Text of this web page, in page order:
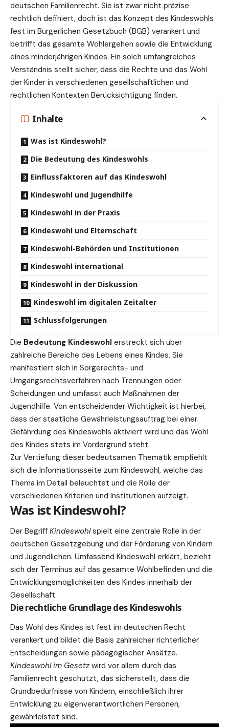
deutschen Familienrecht. Sie ist zwar nicht präzise
rechtlich definiert, doch ist das Konzept des Kindeswohls
fest im Bürgerlichen Gesetzbuch (BGB) verankert und
betrifft das gesamte Wohlergehen sowie die Entwicklung
eines minderjährigen Kindes. Ein solch umfangreiches
Verständnis stellt sicher, dass die Rechte und das Wohl
der Kinder in verschiedenen gesellschaftlichen und
rechtlichen Kontexten Berücksichtigung finden.
Inhalte
Was ist Kindeswohl?
Die Bedeutung des Kindeswohls
Einflussfaktoren auf das Kindeswohl
Kindeswohl und Jugendhilfe
Kindeswohl in der Praxis
Kindeswohl und Elternschaft
Kindeswohl-Behörden und Institutionen
Kindeswohl international
Kindeswohl in der Diskussion
Kindeswohl im digitalen Zeitalter
Schlussfolgerungen
Die Bedeutung Kindeswohl erstreckt sich über
zahlreiche Bereiche des Lebens eines Kindes. Sie
manifestiert sich in Sorgerechts- und
Umgangsrechtsverfahren nach Trennungen oder
Scheidungen und umfasst auch Maßnahmen der
Jugendhilfe. Von entscheidender Wichtigkeit ist hierbei,
dass der staatliche Gewährleistungsauftrag bei einer
Gefährdung des Kindeswohls aktiviert wird und das Wohl
des Kindes stets im Vordergrund steht.
Zur Vertiefung dieser bedeutsamen Thematik empfiehlt
sich die Informationsseite zum Kindeswohl, welche das
Thema im Detail beleuchtet und die Rolle der
verschiedenen Kriterien und Institutionen aufzeigt.
Was ist Kindeswohl?
Der Begriff Kindeswohlspielt eine zentrale Rolle in der
deutschen Gesetzgebung und der Förderung von Kindern
und Jugendlichen. Umfassend Kindeswohl erklärt, bezieht
sich der Terminus auf das gesamte Wohlbefinden und die
Entwicklungsmöglichkeiten des Kindes innerhalb der
Gesellschaft.
Die rechtliche Grundlage des Kindeswohls
Das Wohl des Kindes ist fest im deutschen Recht
verankert und bildet die Basis zahlreicher richterlicher
Entscheidungen sowie pädagogischer Ansätze.
Kindeswohl im Gesetz wird vor allem durch das
Familienrecht geschützt, das sicherstellt, dass die
Grundbedürfnisse von Kindern, einschließlich ihrer
Entwicklung zu eigenverantwortlichen Personen,
gewährleistet sind.